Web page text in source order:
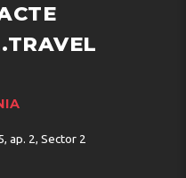
ap. 2, Sector 2